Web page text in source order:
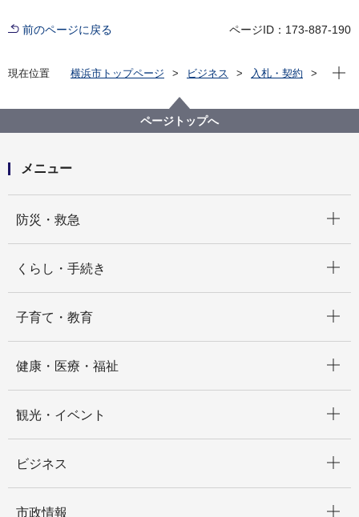
前のページに戻る ページID：173-887-190
現在位置 横浜市トップページ ビジネス
入札・契約
【公募型プロポーザル方式】市長公舎庭園育成業務委
託
現在
ページトップへ
メニュー
防災・救急
くらし・手続き
子育て・教育
健康・医療・福祉
観光・イベント
ビジネス
市政情報